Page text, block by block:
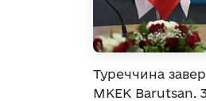
Туреччина
MKEK Barutsan.